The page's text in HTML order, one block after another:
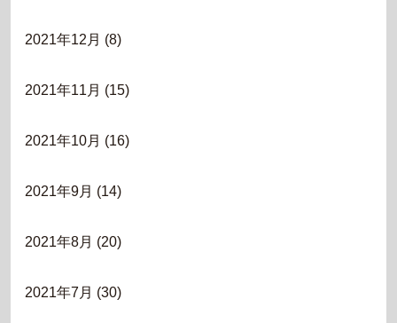
2021年12月 (8)
2021年11月 (15)
2021年10月 (16)
2021年9月 (14)
2021年8月 (20)
2021年7月 (30)